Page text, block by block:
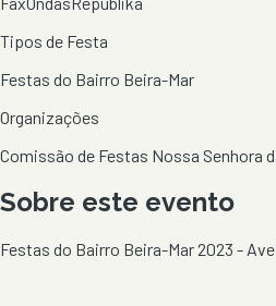
Tipos de Festa
Festas do Bairro Beira-Mar
Organizações
Comissão de Festas Nossa Senhora
Sobre este evento
Festas do Bairro Beira-Mar 2023 -